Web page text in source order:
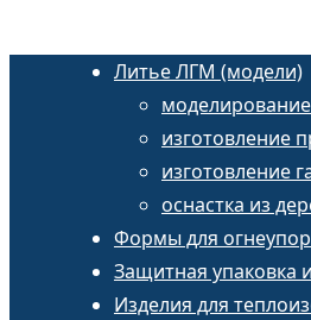
Литье ЛГМ (модели)
изготовление
изготовление
оснастка из
Формы для
Защитная упаковка
Изделия для